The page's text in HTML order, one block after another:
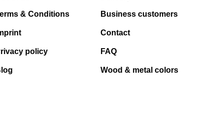
& Conditions
policy
Business customers
Contact
FAQ
Wood & metal colors